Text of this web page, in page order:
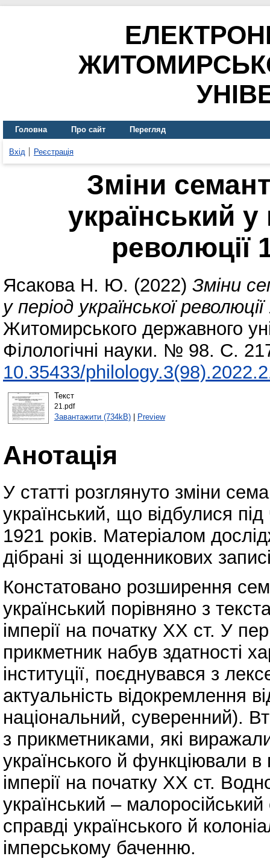
Головна Про сайт Перегляд
Вхід Реєстрація
Зміни
український у
революції
Ясакова Н. Ю. (2022) Зміни
у період української
Житомирського державного
Філологічні науки. № 98. С.
10.35433/
Текст
21.pdf
Завантажити (734kB)| Preview
Анотація
У статті розглянуто зміни
український, що відбулися
1921 років. Матеріалом
дібрані зі щоденникових
Констатовано розширення
український порівняно з
імперії на початку ХХ ст. У
прикметник набув здатності
інституції, поєднувався з
актуальність відокремлення
національний, суверенний).
з прикметниками, які
українського й функціювали в
імперії на початку ХХ ст.
український –
справді українського й
імперському баченню.